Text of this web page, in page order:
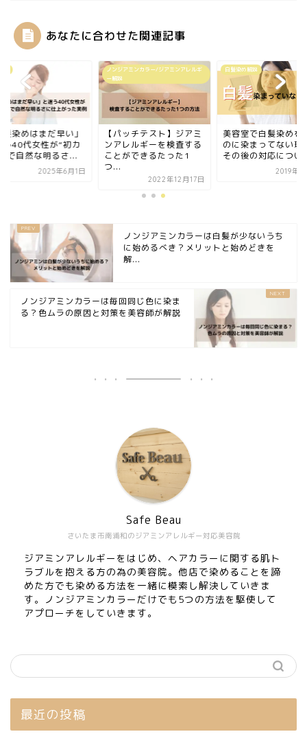
あなたに合わせた関連記事
染めはまだ早い」
う40代女性が“初カ
”で自然な明るさ...
2025年6月1日
ノンジアミンカラー/ジアミンアレルギ
ー解説
【パッチテスト】ジアミ
ンアレルギーを検査する
ことができるたった1
つ...
2022年12月17日
白髪染め解説
美容室で白髪染めを
のに染まってない理
その後の対応につい
2019年2
ノンジアミンカラーは白髪が少ないうち
に始めるべき？メリットと始めどきを
解...
ノンジアミンカラーは毎回同じ色に染ま
る？色ムラの原因と対策を美容師が解説
さいたま市南浦和のジアミンアレルギー対応美容院
Safe Beau
ジアミンアレルギーをはじめ、ヘアカラーに関する肌ト
ラブルを抱える方の為の美容院。他店で染めることを諦
めた方でも染める方法を一緒に模索し解決していきま
す。ノンジアミンカラーだけでも5つの方法を駆使して
アプローチをしていきます。
最近の投稿